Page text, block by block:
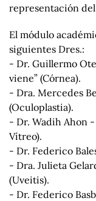
representación
El módulo
siguientes Dres.:
- Dr. Guillermo
viene” (Córnea).
- Dra. Mercedes
(Oculoplastia).
- Dr. Wadih Ahon -
Vítreo).
- Dr. Federico
- Dra. Julieta
(Uveitis).
- Dr. Federico